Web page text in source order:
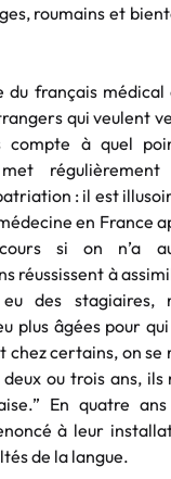
roumains et
du français
qui veulent
compte à quel
: il est
en France
si on n’a
réussissent à
des stagiaires,
plus âgées pour
chez certains, on se
ou trois ans,
En quatre
à leur
de la langue.